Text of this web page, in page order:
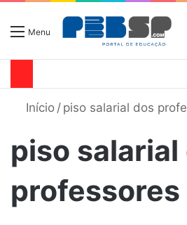
Menu
Início / piso salarial dos
piso salarial
professores